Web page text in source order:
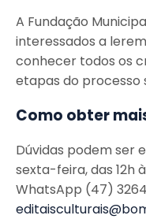
A Fundação
interessados a
conhecer todos os
etapas do processo
Como obter
Dúvidas podem ser
sexta-feira, das 12h
WhatsApp (47)